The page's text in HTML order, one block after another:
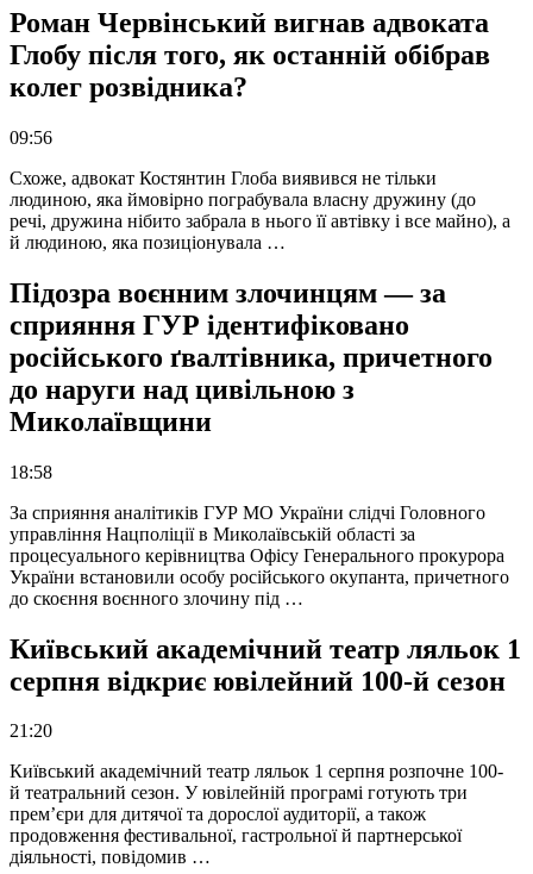
Роман Червінський вигнав адвоката
Глобу після того, як останній обібрав
колег розвідника?
09:56
Схоже, адвокат Костянтин Глоба виявився не тільки
людиною, яка ймовірно пограбувала власну дружину (до
речі, дружина нібито забрала в нього її автівку і все майно), а
й людиною, яка позиціонувала …
Підозра воєнним злочинцям — за
сприяння ГУР ідентифіковано
російського ґвалтівника, причетного
до наруги над цивільною з
Миколаївщини
18:58
За сприяння аналітиків ГУР МО України слідчі Головного
управління Нацполіції в Миколаївській області за
процесуального керівництва Офісу Генерального прокурора
України встановили особу російського окупанта, причетного
до скоєння воєнного злочину під …
Київський академічний театр ляльок 1
серпня відкриє ювілейний 100-й сезон
21:20
Київський академічний театр ляльок 1 серпня розпочне 100-
й театральний сезон. У ювілейній програмі готують три
прем’єри для дитячої та дорослої аудиторії, а також
продовження фестивальної, гастрольної й партнерської
діяльності, повідомив …